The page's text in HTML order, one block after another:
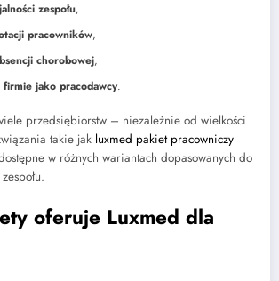
zespołu,
pracowników,
chorobowej,
firmie jako pracodawcy.
przedsiębiorstw – niezależnie od wielkości
takie jak luxmed pakiet pracowniczy
w różnych wariantach dopasowanych do
oferuje Luxmed dla